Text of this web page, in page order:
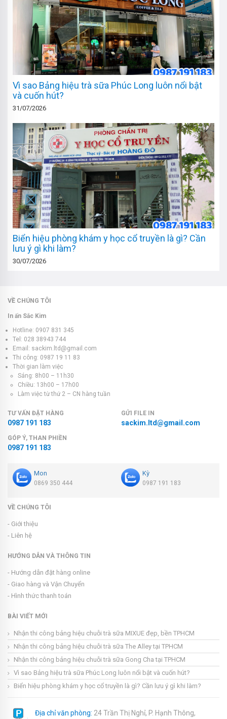
Vì sao Bảng hiệu trà sữa Phúc Long luôn nổi bật
và cuốn hút?
31/07/2026
Biển hiệu phòng khám y học cổ truyền là gì? Cần
lưu ý gì khi làm?
30/07/2026
VỀ CHÚNG TÔI
In ấn Sắc Kim
Hotline: 0907 831 345
Tel: 028 38943 744
Email: sackim.ltd@gmail.com
Thi công: 0987 19 11 83
Thời gian làm việc
Sáng: 8h00 – 11h30
Chiều: 13h00 – 17h00
Làm việc từ thứ 2 – CN hàng tuần
TƯ VẤN ĐẶT HÀNG
0987 191 183
GỬI FILE IN
sackim.ltd@gmail.com
GÓP Ý, THAN PHIỀN
0987 191 183
Mon
0869 350 444
Kỳ
0987 191 183
VỀ CHÚNG TÔI
- Giới thiệu
- Liên hệ
HƯỚNG DẪN VÀ THÔNG TIN
- Hướng dẫn đặt hàng online
- Giao hàng và Vận Chuyển
- Hình thức thanh toán
BÀI VIẾT MỚI
Nhận thi công bảng hiệu chuỗi trà sữa MIXUE đẹp, bền TPHCM
Nhận thi công bảng hiệu chuỗi trà sữa The Alley tại TPHCM
Nhận thi công bảng hiệu chuỗi trà sữa Gong Cha tại TPHCM
Vì sao Bảng hiệu trà sữa Phúc Long luôn nổi bật và cuốn hút?
Biển hiệu phòng khám y học cổ truyền là gì? Cần lưu ý gì khi làm?
Địa chỉ văn phòng: 24 Trần Thị Nghỉ, P. Hạnh Thông,